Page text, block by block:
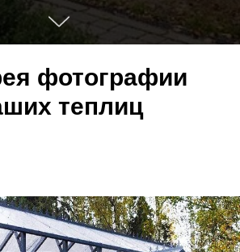
фотографии
теплиц